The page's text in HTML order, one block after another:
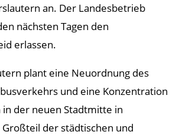
an. Der Landesbetrieb
nächsten Tagen den
erlassen.
plant eine Neuordnung des
und eine Konzentration
der neuen Stadtmitte in
der städtischen und